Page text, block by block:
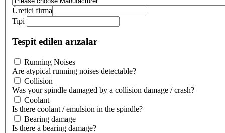
Üretici firma
Tipi
Tespit edilen arızalar
Running Noises
Are atypical running noises detectable?
Collision
Was your spindle damaged by a collision damage / crash?
Coolant
Is there coolant / emulsion in the spindle?
Bearing damage
Is there a bearing damage?